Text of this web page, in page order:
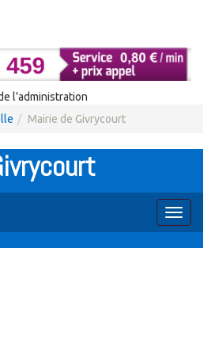
l'administration
Mairie de Givrycourt
Toggle